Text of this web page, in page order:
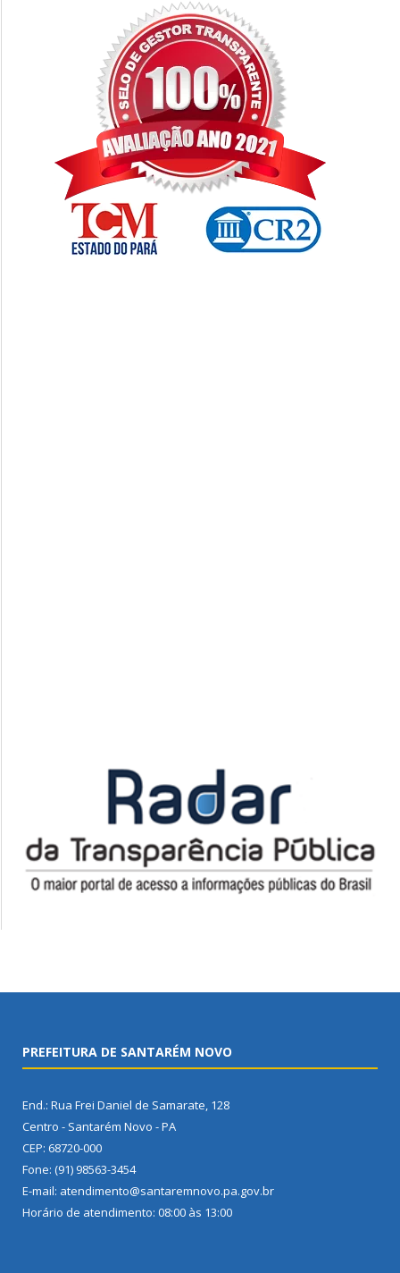
PREFEITURA DE SANTARÉM NOVO
End.: Rua Frei Daniel de Samarate, 128
Centro - Santarém Novo - PA
CEP: 68720-000
Fone: (91) 98563-3454
E-mail: atendimento@santaremnovo.pa.gov.br
Horário de atendimento: 08:00 às 13:00